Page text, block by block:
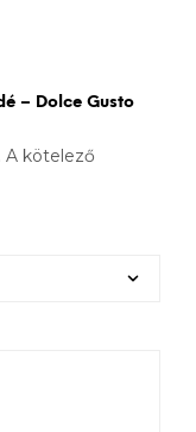
– Dolce Gusto
A kötelező